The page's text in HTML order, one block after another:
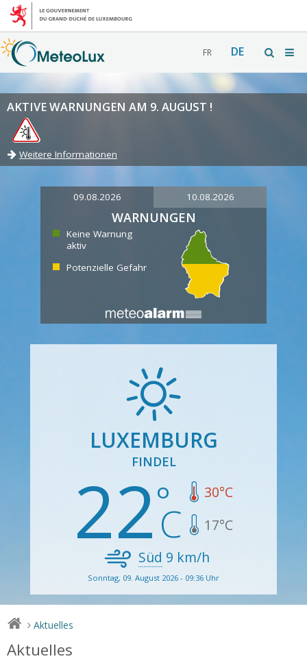
FR DE
AKTIVE WARNUNGEN AM 9. AUGUST !
Weitere Informationen
09.08.2026 10.08.2026
WARNUNGEN
Keine Warnung
aktiv
Potenzielle Gefahr
LUXEMBURG
FINDEL
22 30°C
17°C
Süd 9 km/h
Sonntag, 09. August 2026 - 09:36 Uhr
> Aktuelles
Aktuelles